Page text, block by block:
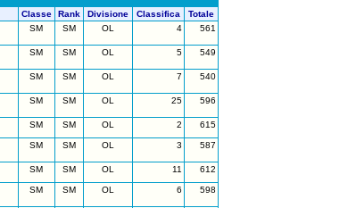
Classe Rank Divisione Classifica
Totale
SM SM OL 4 561
SM SM OL 5 549
SM SM OL 7 540
SM SM OL 25 596
SM SM OL 2 615
SM SM OL 3 587
SM SM OL 11 612
SM SM OL 6 598